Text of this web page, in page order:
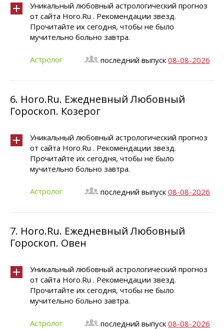
Уникальный любовный астрологический прогноз
от сайта Horo.Ru . Рекомендации звезд.
Прочитайте их сегодня, чтобы не было
мучительно больно завтра.
Астролог последний выпуск 08-08-2026
6. Horo.Ru. Ежедневный Любовный
Гороскоп. Козерог
Уникальный любовный астрологический прогноз
от сайта Horo.Ru . Рекомендации звезд.
Прочитайте их сегодня, чтобы не было
мучительно больно завтра.
Астролог последний выпуск 08-08-2026
7. Horo.Ru. Ежедневный Любовный
Гороскоп. Овен
Уникальный любовный астрологический прогноз
от сайта Horo.Ru . Рекомендации звезд.
Прочитайте их сегодня, чтобы не было
мучительно больно завтра.
Астролог последний выпуск 08-08-2026